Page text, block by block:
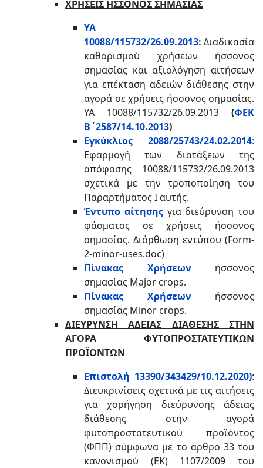
ΧΡΗΣΕΙΣ ΗΣΣΟΝΟΣ ΣΗΜΑΣΙΑΣ
ΥΑ
10088/115732/26.09.2013: Διαδικασία
καθορισμού χρήσεων ήσσονος
σημασίας και αξιολόγηση αιτήσεων
για επέκταση αδειών διάθεσης στην
αγορά σε χρήσεις ήσσονος σημασίας.
ΥΑ 10088/115732/26.09.2013 (ΦΕΚ
Β΄2587/14.10.2013)
Εγκύκλιος 2088/25743/24.02.2014:
Εφαρμογή των διατάξεων της
απόφασης 10088/115732/26.09.2013
σχετικά με την τροποποίηση του
Παραρτήματος Ι αυτής.
Έντυπο αίτησηςγια διεύρυνση του
φάσματος σε χρήσεις ήσσονος
σημασίας. Διόρθωση εντύπου (Form-
2-minor-uses.doc)
Πίνακας Χρήσεων ήσσονος
σημασίας Major crops.
Πίνακας Χρήσεων ήσσονος
σημασίας Minor crops.
ΔΙΕΥΡΥΝΣΗ ΑΔΕΙΑΣ ΔΙΑΘΕΣΗΣ ΣΤΗΝ
ΑΓΟΡΑ ΦΥΤΟΠΡΟΣΤΑΤΕΥΤΙΚΩΝ
ΠΡΟΪΟΝΤΩΝ
Επιστολή 13390/343429/10.12.2020):
Διευκρινίσεις σχετικά με τις αιτήσεις
για χορήγηση διεύρυνσης άδειας
διάθεσης στην αγορά
φυτοπροστατευτικού προϊόντος
(ΦΠΠ) σύμφωνα με το άρθρο 33 του
κανονισμού (ΕΚ) 1107/2009 του